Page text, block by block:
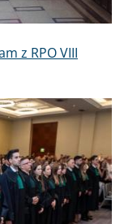
z RPO VIII